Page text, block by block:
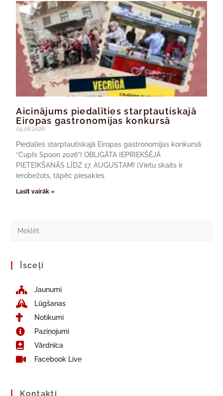
Aicinājums piedalīties starptautiskajā
Eiropas gastronomijas konkursā
04.08.2026.
Piedalies starptautiskajā Eiropas gastronomijas konkursā
“Cupi’s Spoon 2026”! OBLIGĀTA IEPRIEKŠĒJĀ
PIETEIKŠANĀS LĪDZ 17. AUGUSTAM! (Vietu skaits ir
ierobežots, tāpēc piesakies
Lasīt vairāk »
Īsceļi
Jaunumi
Lūgšanas
Notikumi
Paziņojumi
Vārdnīca
Facebook Live
Kontakti